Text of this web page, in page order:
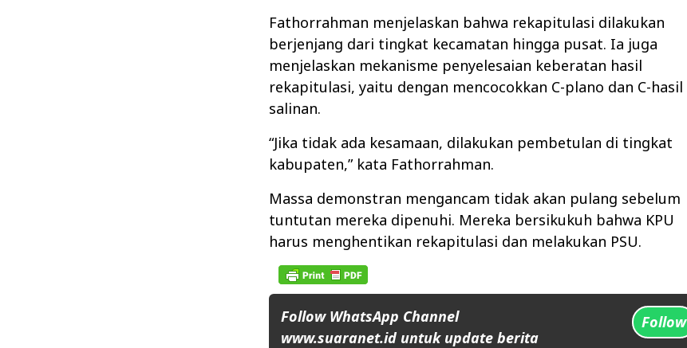
Fathorrahman menjelaskan bahwa rekapitulasi dilakukan
berjenjang dari tingkat kecamatan hingga pusat. Ia juga
menjelaskan mekanisme penyelesaian keberatan hasil
rekapitulasi, yaitu dengan mencocokkan C-plano dan C-hasil
salinan.
“Jika tidak ada kesamaan, dilakukan pembetulan di tingkat
kabupaten,” kata Fathorrahman.
Massa demonstran mengancam tidak akan pulang sebelum
tuntutan mereka dipenuhi. Mereka bersikukuh bahwa KPU
harus menghentikan rekapitulasi dan melakukan PSU.
Follow WhatsApp Channel
www.suaranet.id untuk update berita
Follow